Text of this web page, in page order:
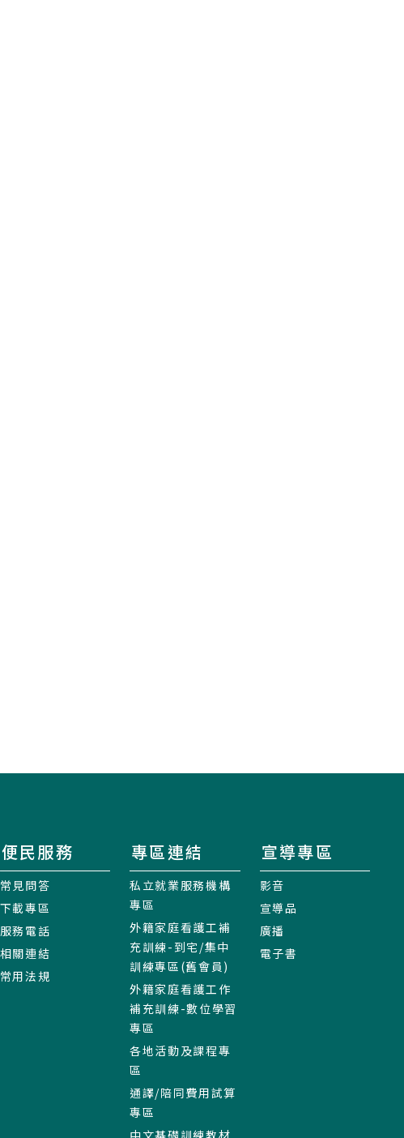
便民服務
常見問答
下載專區
服務電話
相關連結
常用法規
專區連結
私立就業服務機構
專區
外籍家庭看護工補
充訓練-到宅/集中
訓練專區(舊會員)
外籍家庭看護工作
補充訓練-數位學習
專區
各地活動及課程專
區
通譯/陪同費用試算
專區
中文基礎訓練教材
宣導專區
影音
宣導品
廣播
電子書